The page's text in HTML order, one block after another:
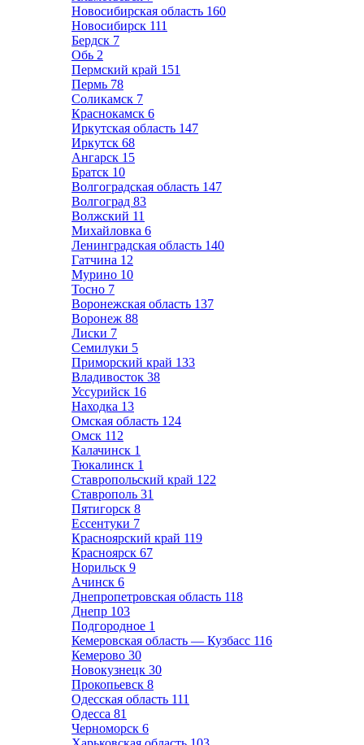
Новосибирская область 160
Новосибирск 111
Бердск 7
Обь 2
Пермский край 151
Пермь 78
Соликамск 7
Краснокамск 6
Иркутская область 147
Иркутск 68
Ангарск 15
Братск 10
Волгоградская область 147
Волгоград 83
Волжский 11
Михайловка 6
Ленинградская область 140
Гатчина 12
Мурино 10
Тосно 7
Воронежская область 137
Воронеж 88
Лиски 7
Семилуки 5
Приморский край 133
Владивосток 38
Уссурийск 16
Находка 13
Омская область 124
Омск 112
Калачинск 1
Тюкалинск 1
Ставропольский край 122
Ставрополь 31
Пятигорск 8
Ессентуки 7
Красноярский край 119
Красноярск 67
Норильск 9
Ачинск 6
Днепропетровская область 118
Днепр 103
Подгородное 1
Кемеровская область — Кузбасс 116
Кемерово 30
Новокузнецк 30
Прокопьевск 8
Одесская область 111
Одесса 81
Черноморск 6